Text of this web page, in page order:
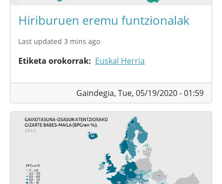
Hiriburuen eremu funtzionalak
Last updated 3 mins ago
Etiketa orokorrak Euskal Herria
Gaindegia, Tue, 05/19/2020 - 01:59